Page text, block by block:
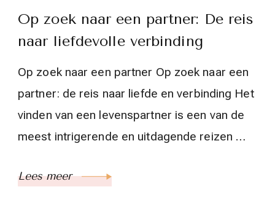
Op zoek naar een partner: De reis
naar liefdevolle verbinding
Op zoek naar een partner Op zoek naar een
partner: de reis naar liefde en verbinding Het
vinden van een levenspartner is een van de
meest intrigerende en uitdagende reizen …
Lees meer